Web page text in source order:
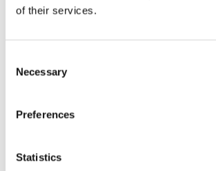
of their services.
Selection
Necessary
Preferences
Statistics